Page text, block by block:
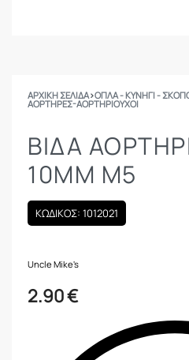
ΑΡΧΙΚΉ ΣΕΛΊΔΑ›ΟΠΛΑ - ΚΥΝΗΓΙ -
ΑΟΡΤΉΡΕΣ-ΑΟΡΤΗΡΙΟΎΧΟΙ
ΒΙΔΑ
10MM M5
ΚΩΔΙΚΟΣ: 1012021
Uncle Mike's
2.90€